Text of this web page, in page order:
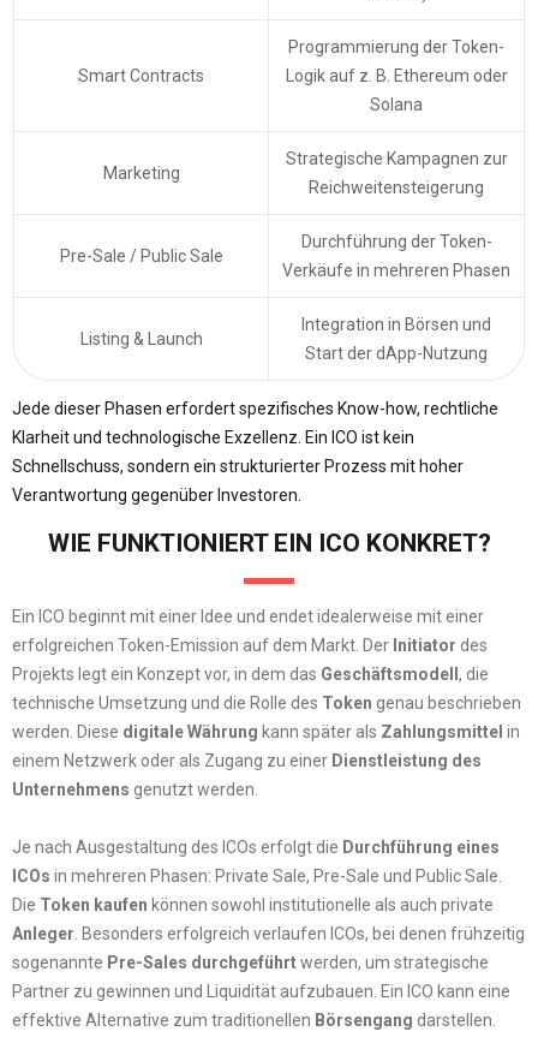
Smart Contracts
Programmierung der Token-
Logik auf z. B. Ethereum oder
Solana
Marketing
Strategische Kampagnen zur
Reichweitensteigerung
Pre-Sale / Public Sale
Durchführung der Token-
Verkäufe in mehreren Phasen
Listing & Launch
Integration in Börsen und
Start der dApp-Nutzung
Jede dieser Phasen erfordert spezifisches Know-how, rechtliche
Klarheit und technologische Exzellenz. Ein ICO ist kein
Schnellschuss, sondern ein strukturierter Prozess mit hoher
Verantwortung gegenüber Investoren.
WIE FUNKTIONIERT EIN ICO KONKRET?
Ein ICO beginnt mit einer Idee und endet idealerweise mit einer
erfolgreichen Token-Emission auf dem Markt. Der Initiator des
Projekts legt ein Konzept vor, in dem das Geschäftsmodell, die
technische Umsetzung und die Rolle des Token genau beschrieben
werden. Diese digitale Währung kann später als Zahlungsmittel in
einem Netzwerk oder als Zugang zu einer Dienstleistung des
Unternehmens genutzt werden.
Je nach Ausgestaltung des ICOs erfolgt die Durchführung eines
ICOs in mehreren Phasen: Private Sale, Pre-Sale und Public Sale.
Die Token kaufen können sowohl institutionelle als auch private
Anleger . Besonders erfolgreich verlaufen ICOs, bei denen frühzeitig
sogenannte Pre-Sales durchgeführtwerden, um strategische
Partner zu gewinnen und Liquidität aufzubauen. Ein ICO kann eine
effektive Alternative zum traditionellen Börsengang darstellen.